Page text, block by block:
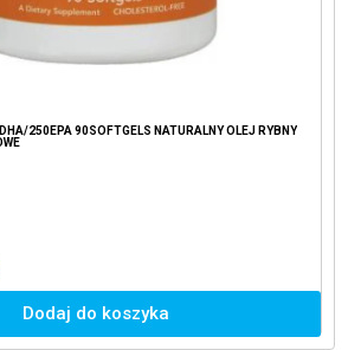
250EPA 90SOFTGELS NATURALNY OLEJ RYBNY
Dodaj do koszyka